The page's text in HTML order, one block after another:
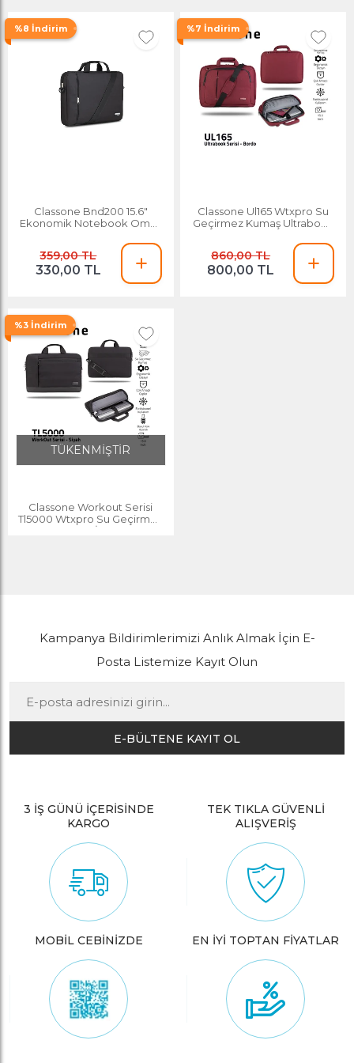
%8 İndirim
Classone Bnd200 15.6"
Ekonomik Notebook Omuz
359,00 TL
330,00 TL
%7 İndirim
Classone Ul165 Wtxpro Su
Geçirmez Kumaş Ultrabook
Çantası Bordo
860,00 TL
800,00 TL
%3 İndirim
TÜKENMİŞTİR
Classone Workout Serisi
Tl5000 Wtxpro Su Geçirmez
Kumaş 15.6" İnch Siyah
Kampanya Bildirimlerimizi Anlık Almak İçin E-
Posta Listemize Kayıt Olun
E-BÜLTENE KAYIT OL
3 İŞ GÜNÜ İÇERİSİNDE
KARGO
TEK TIKLA GÜVENLİ
ALIŞVERİŞ
MOBİL CEBİNİZDE EN İYİ TOPTAN FİYATLAR